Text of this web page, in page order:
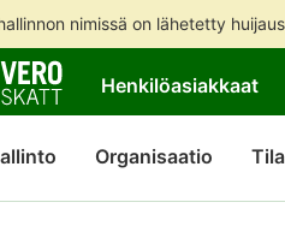
nimissä on lähetetty
Henkilöasiakkaat
Organisaatio